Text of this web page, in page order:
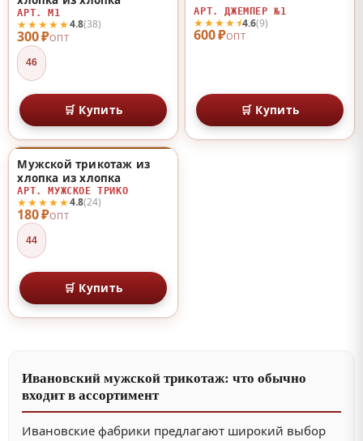
300 ₽ОПТ
★★★★★4.8(38)
АРТ. М1
46
🛒 Купить
600 ₽ОПТ
★★★★⯨4.6(9)
АРТ. ДЖЕМПЕР №1
🛒 Купить
180 ₽ОПТ
★★★★★4.8(24)
Мужской трикотаж из
хлопка из хлопка
АРТ. МУЖСКОЕ ТРИКО
44
🛒 Купить
Ивановский мужской трикотаж: что обычно
входит в ассортимент
Ивановские фабрики предлагают широкий выбор